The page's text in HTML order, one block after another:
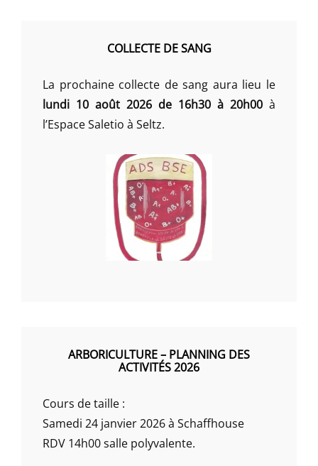
COLLECTE DE SANG
La prochaine collecte de sang aura lieu le
lundi 10 août 2026 de 16h30 à 20h00 à
l’Espace Saletio à Seltz.
ARBORICULTURE – PLANNING DES
ACTIVITÉS 2026
Cours de taille :
Samedi 24 janvier 2026 à Schaffhouse
RDV 14h00 salle polyvalente.